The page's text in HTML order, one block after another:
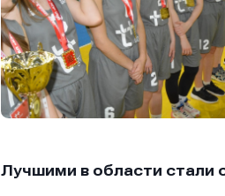
Лучшими в области